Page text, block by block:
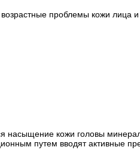
проблемы кожи лица
насыщение кожи головы
путем вводят активные